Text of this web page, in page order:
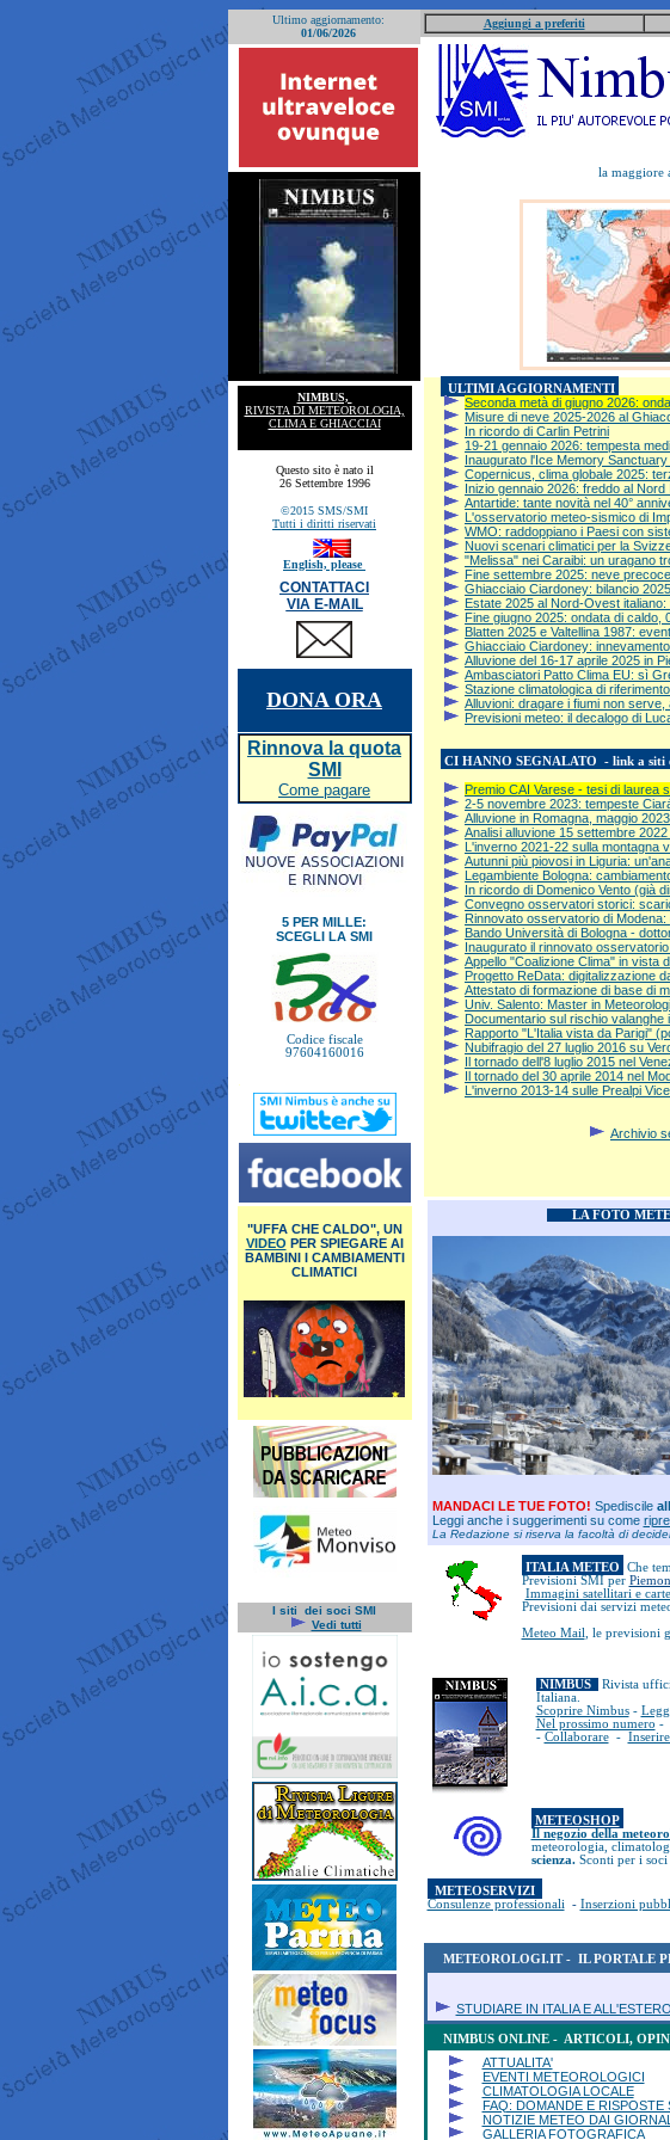
Ultimo aggiornamento:
01/06/2026
NIMBUS,
RIVISTA DI METEOROLOGIA,
CLIMA E GHIACCIAI
Questo sito è nato il
26 Settembre 1996
©2015 SMS/SMI
Tutti i diritti riservati
English, please
CONTATTACI
VIA E-MAIL
DONA ORA
Rinnova la quota
SMI
Come pagare
5 PER MILLE:
SCEGLI LA SMI
Codice fiscale
97604160016
.
"UFFA CHE CALDO", UN
VIDEO PER SPIEGARE AI
BAMBINI I CAMBIAMENTI
CLIMATICI
I siti dei soci SMI
Vedi tutti
Aggiungi a preferiti
la maggiore
ULTIMI AGGIORNAMENTI
Seconda metà di giugno 2026:
Misure di neve 2025-2026 al
In ricordo di Carlin Petrini
19-21 gennaio 2026: tempesta
Inaugurato l'Ice Memory Sanctuary
Copernicus, clima globale 2025:
Inizio gennaio 2026: freddo al
Antartide: tante novità nel 40°
L'osservatorio meteo-sismico di
WMO: raddoppiano i Paesi con
Nuovi scenari climatici per la
"Melissa" nei Caraibi: un uragano
Fine settembre 2025: neve
Ghiacciaio Ciardoney: bilancio
Estate 2025 al Nord-Ovest
Fine giugno 2025: ondata di caldo,
Blatten 2025 e Valtellina 1987:
Ghiacciaio Ciardoney:
Alluvione del 16-17 aprile 2025 in
Ambasciatori Patto Clima EU: sì
Stazione climatologica di
Alluvioni: dragare i fiumi non serve,
Previsioni meteo: il decalogo di
CI HANNO SEGNALATO - link a siti
Premio CAI Varese - tesi di laurea
2-5 novembre 2023: tempeste
Alluvione in Romagna, maggio
Analisi alluvione 15 settembre
L'inverno 2021-22 sulla montagna
Autunni più piovosi in Liguria:
Legambiente Bologna:
In ricordo di Domenico Vento (già
Convegno osservatori storici:
Rinnovato osservatorio di Modena:
Bando Università di Bologna -
Inaugurato il rinnovato
Appello "Coalizione Clima" in vista
Progetto ReData: digitalizzazione
Attestato di formazione di base di
Univ. Salento: Master in
Documentario sul rischio valanghe
Rapporto "L'Italia vista da Parigi"
Nubifragio del 27 luglio 2016 su
Il tornado dell'8 luglio 2015 nel
Il tornado del 30 aprile 2014 nel
L'inverno 2013-14 sulle Prealpi
Archivio
LA FOTO
MANDACI LE TUE FOTO! Spediscile
Leggi anche i suggerimenti su come
La Redazione si riserva la facoltà di
ITALIA METEO
Che
Previsioni SMI per
Immagini satellitari e
Previsioni dai servizi
Meteo Mail
, le previsioni
NIMBUS
Rivista
Italiana.
Scoprire Nimbus-
Nel prossimo numero -
- Collaborare-
METEOSHOP
Il negozio della
meteorologia,
scienza.Sconti per i soci
METEOSERVIZI
Consulenze professionali
- Inserzioni
METEOROLOGI.IT - IL PORTALE
STUDIARE IN ITALIA E ALL'ESTERO
NIMBUS ONLINE - ARTICOLI,
ATTUALITA'
EVENTI METEOROLOGICI
CLIMATOLOGIA LOCALE
FAQ: DOMANDE E RISPOSTE
NOTIZIE METEO DAI
GALLERIA FOTOGRAFICA